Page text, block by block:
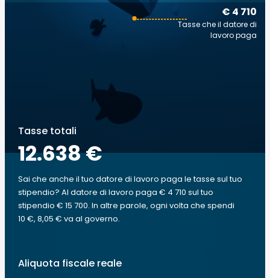
€ 4 710
Tasse che il datore di
lavoro paga
Tasse totali
12.638 €
Sai che anche il tuo datore di lavoro paga le tasse sul tuo
stipendio? Al datore di lavoro paga € 4 710 sul tuo
stipendio € 15 700. In altre parole, ogni volta che spendi
10 €, 8,05 € va al governo.
Aliquota fiscale reale